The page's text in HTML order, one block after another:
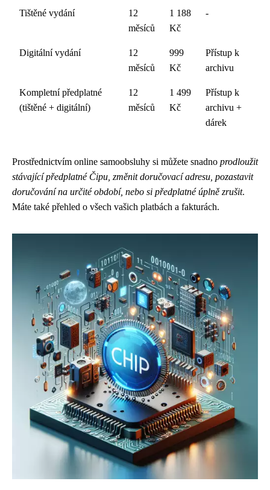
Tištěné vydání
12
měsíců
1 188
Kč
-
Digitální vydání
12
měsíců
999
Kč
Přístup k
archivu
Kompletní předplatné
(tištěné + digitální)
12
měsíců
1 499
Kč
Přístup k
archivu +
dárek
Prostřednictvím online samoobsluhy si můžete snadno prodloužit
stávající předplatné Čipu, změnit doručovací adresu, pozastavit
doručování na určité období, nebo si předplatné úplně zrušit.
Máte také přehled o všech vašich platbách a fakturách.